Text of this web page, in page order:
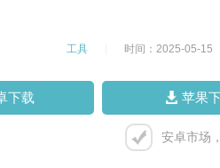
工具 时间：2025-05-15
下载 苹果
安卓市场